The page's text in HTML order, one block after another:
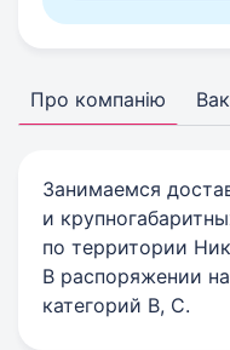
Про компанію
Занимаемся
и
по территории
В распоряжении
категорий В, С.